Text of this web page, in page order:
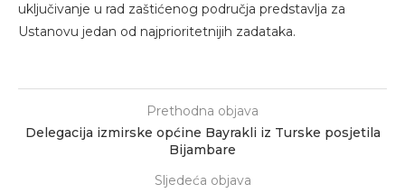
uključivanje u rad zaštićenog područja predstavlja za
Ustanovu jedan od najprioritetnijih zadataka.
Prethodna objava
Delegacija izmirske općine Bayrakli iz Turske posjetila
Bijambare
Sljedeća objava